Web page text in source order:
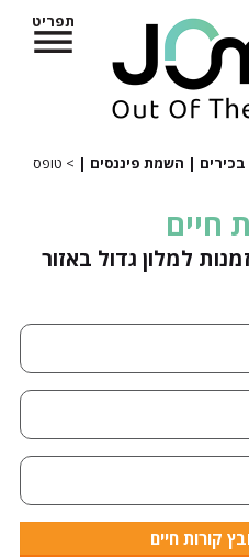
תפריט
> טופס
חיים
למלון גדול באזור
קורות חיים